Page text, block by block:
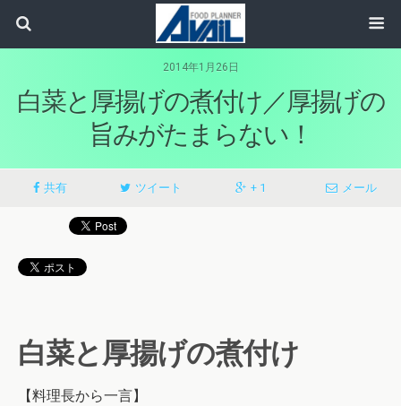
2014年1月26日
白菜と厚揚げの煮付け／厚揚げの
旨みがたまらない！
共有 ツイート + 1 メール
白菜と厚揚げの煮付け
【料理長から一言】